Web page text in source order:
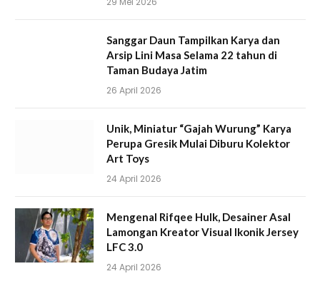
Sanggar Daun Tampilkan Karya dan
Arsip Lini Masa Selama 22 tahun di
Taman Budaya Jatim
26 April 2026
Unik, Miniatur “Gajah Wurung” Karya
Perupa Gresik Mulai Diburu Kolektor
Art Toys
24 April 2026
Mengenal Rifqee Hulk, Desainer Asal
Lamongan Kreator Visual Ikonik Jersey
LFC 3.0
24 April 2026